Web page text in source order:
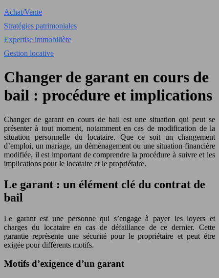
Achat/Vente
Stratégies patrimoniales
Expertise immobilière
Gestion locative
Changer de garant en cours de
bail : procédure et implications
Changer de garant en cours de bail est une situation qui peut se
présenter à tout moment, notamment en cas de modification de la
situation personnelle du locataire. Que ce soit un changement
d’emploi, un mariage, un déménagement ou une situation financière
modifiée, il est important de comprendre la procédure à suivre et les
implications pour le locataire et le propriétaire.
Le garant : un élément clé du contrat de
bail
Le garant est une personne qui s’engage à payer les loyers et
charges du locataire en cas de défaillance de ce dernier. Cette
garantie représente une sécurité pour le propriétaire et peut être
exigée pour différents motifs.
Motifs d’exigence d’un garant